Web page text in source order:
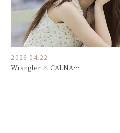
2026.04.22
Wrangler × CALNA…